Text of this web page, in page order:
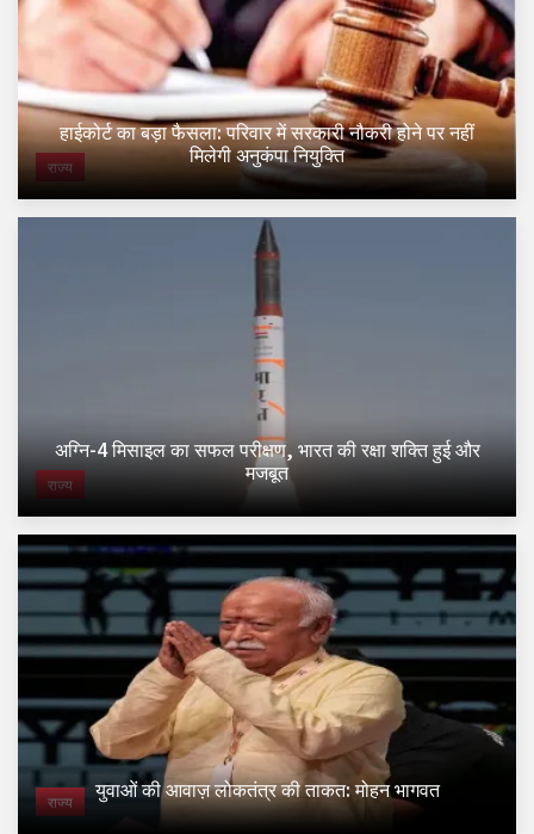
राज्य
हाईकोर्ट का बड़ा फैसला: परिवार में सरकारी नौकरी होने पर नहीं
मिलेगी अनुकंपा नियुक्ति
राज्य
अग्नि-4 मिसाइल का सफल परीक्षण, भारत की रक्षा शक्ति हुई और
मजबूत
राज्य युवाओं की आवाज़ लोकतंत्र की ताकत: मोहन भागवत